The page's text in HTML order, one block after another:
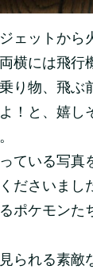
ェットから
横には飛行
り物、飛ぶ
！と、嬉し
ている写真
ださいまし
ポケモンた
られる素敵